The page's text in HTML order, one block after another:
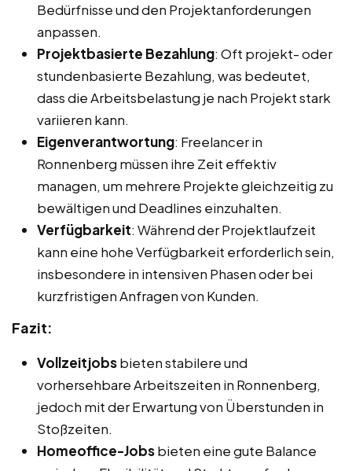
Bedürfnisse und den Projektanforderungen
anpassen.
Projektbasierte Bezahlung: Oft projekt- oder
stundenbasierte Bezahlung, was bedeutet,
dass die Arbeitsbelastung je nach Projekt stark
variieren kann.
Eigenverantwortung: Freelancer in
Ronnenberg müssen ihre Zeit effektiv
managen, um mehrere Projekte gleichzeitig zu
bewältigen und Deadlines einzuhalten.
Verfügbarkeit: Während der Projektlaufzeit
kann eine hohe Verfügbarkeit erforderlich sein,
insbesondere in intensiven Phasen oder bei
kurzfristigen Anfragen von Kunden.
Fazit:
Vollzeitjobsbieten stabilere und
vorhersehbare Arbeitszeiten in Ronnenberg,
jedoch mit der Erwartung von Überstunden in
Stoßzeiten.
Homeoffice-Jobsbieten eine gute Balance